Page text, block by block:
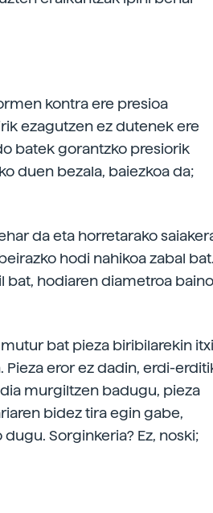
kontra ere presioa
ezagutzen ez dutenek ere
batek gorantzko presiorik
duen bezala, baiezkoa da;
da eta horretarako
hodi nahikoa zabal bat.
bat, hodiaren diametroa baino
bat pieza biribilarekin itxi
eror ez dadin, erdi-
murgiltzen badugu, pieza
bidez tira egin gabe,
Sorginkeria? Ez, noski;